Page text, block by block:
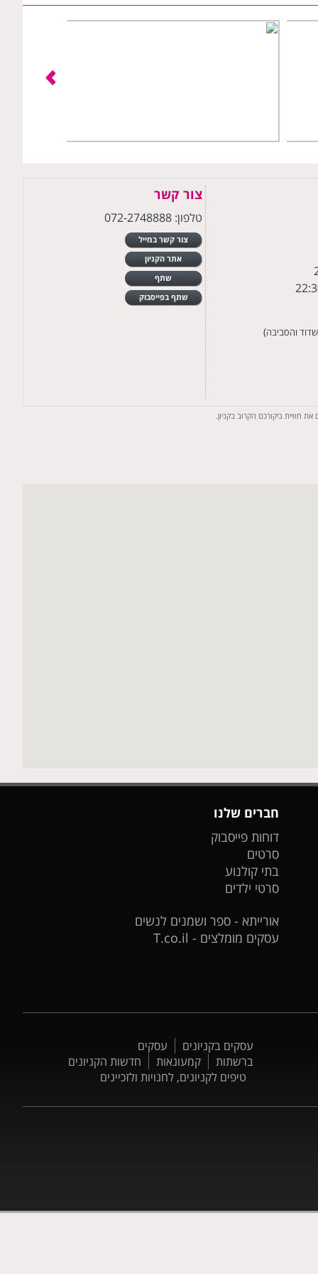
והסביבה)
צור קשר
טלפון: 072-2748888
צור קשר במייל
אתר הקניון
שתף
שתף בפייסבוק
חוויית ביקורכם הקרוב בקניון.
חברים שלנו
דוחות פייסבוק
סרטים
בתי קולנוע
סרטי ילדים
אורייתא - ספר ושמנים לנשים
עסקים מומלצים - T.co.il
עסקים בקניונים
עסקים
ברשתות
קמעונאות
חדשות הקניונים
טיפים לקניונים, לחנויות ולזכיינים